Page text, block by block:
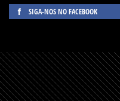
SIGA-NOS NO FACEBOOK